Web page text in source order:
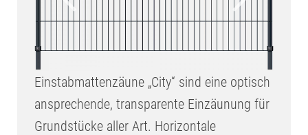
Einstabmattenzäune „City“ sind eine optisch
ansprechende, transparente Einzäunung für
Grundstücke aller Art. Horizontale